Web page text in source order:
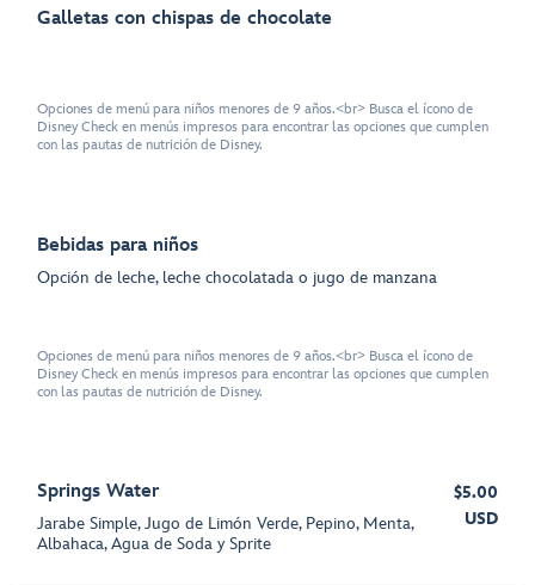
Galletas con chispas de chocolate
Opciones de menú para niños menores de 9 años.<br> Busca el ícono de
Disney Check en menús impresos para encontrar las opciones que cumplen
con las pautas de nutrición de Disney.
Bebidas para niños
Opción de leche, leche chocolatada o jugo de manzana
Opciones de menú para niños menores de 9 años.<br> Busca el ícono de
Disney Check en menús impresos para encontrar las opciones que cumplen
con las pautas de nutrición de Disney.
Springs Water
Jarabe Simple, Jugo de Limón Verde, Pepino, Menta,
Albahaca, Agua de Soda y Sprite
$5.00
USD